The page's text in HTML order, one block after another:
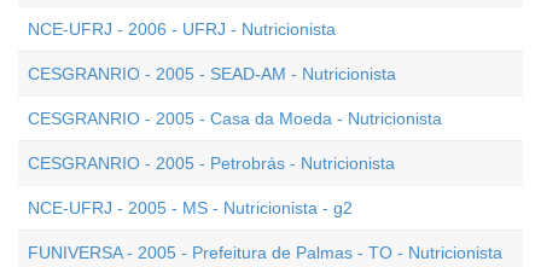
NCE-UFRJ - 2006 - UFRJ - Nutricionista
CESGRANRIO - 2005 - SEAD-AM - Nutricionista
CESGRANRIO - 2005 - Casa da Moeda - Nutricionista
CESGRANRIO - 2005 - Petrobrás - Nutricionista
NCE-UFRJ - 2005 - MS - Nutricionista - g2
FUNIVERSA - 2005 - Prefeitura de Palmas - TO - Nutricionista